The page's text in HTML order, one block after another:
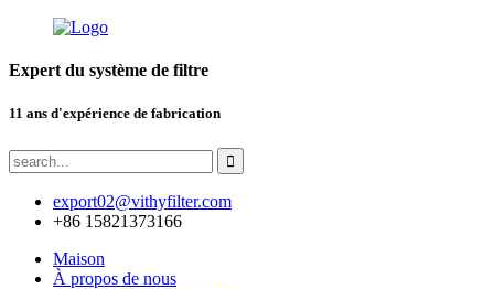
Expert du système de filtre
11 ans d'expérience de fabrication
export02@vithyfilter.com
+86 15821373166
Maison
À propos de nous